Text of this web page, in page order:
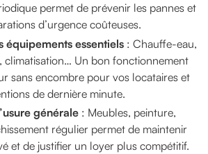
permet de prévenir les pannes et
d’urgence coûteuses.
équipements essentiels : Chauffe-eau,
climatisation… Un bon fonctionnement
sans encombre pour vos locataires et
de dernière minute.
générale : Meubles, peinture,
régulier permet de maintenir
et de justifier un loyer plus compétitif.